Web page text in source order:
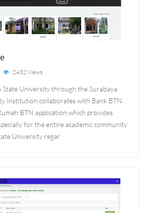
2432 Views
State University through the Surabaya
Institution collaborates with Bank BTN
BTN application which provides
for the entire academic community
University regar